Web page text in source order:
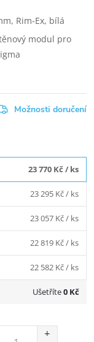
Rim-Ex, bílá
modul pro
Možnosti doručení
23 770 Kč/ ks
23 295 Kč/ ks
23 057 Kč/ ks
22 819 Kč/ ks
22 582 Kč/ ks
Ušetříte0 Kč